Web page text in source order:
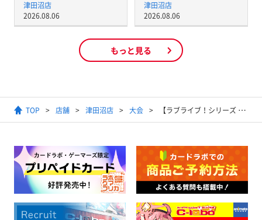
津田沼店
2026.08.06
津田沼店
2026.08.06
もっと見る
TOP 店舗 津田沼店 大会 【ラブライブ！シリーズ オフィシャルカードゲーム】6月度公認店サポート大会